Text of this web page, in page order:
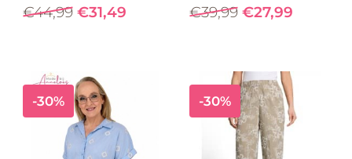
€44,99 €31,49 €39,99 €27,99
-30% -30%